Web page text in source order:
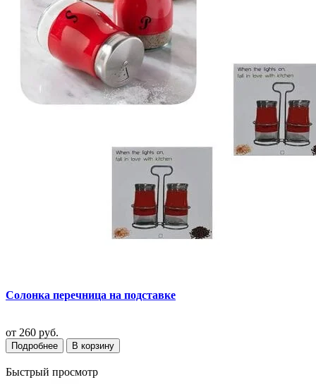
Солонка перечница на подставке
от 260 руб.
Подробнее В корзину
Быстрый просмотр